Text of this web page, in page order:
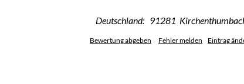
Deutschland: 91281
Bewertung abgeben Fehler melden Eintrag